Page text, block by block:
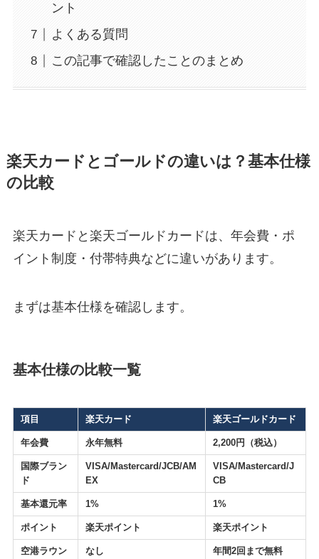
ント
よくある質問
この記事で確認したことのまとめ
楽天カードとゴールドの違いは？基本仕様
の比較
楽天カードと楽天ゴールドカードは、年会費・ポ
イント制度・付帯特典などに違いがあります。
まずは基本仕様を確認します。
基本仕様の比較一覧
項目 楽天カード 楽天ゴールドカード
年会費 永年無料 2,200円（税込）
国際ブラン
ド
VISA/Mastercard/JCB/AM
EX
VISA/Mastercard/J
CB
基本還元率 1% 1%
ポイント 楽天ポイント 楽天ポイント
空港ラウン
なし 年間2回まで無料